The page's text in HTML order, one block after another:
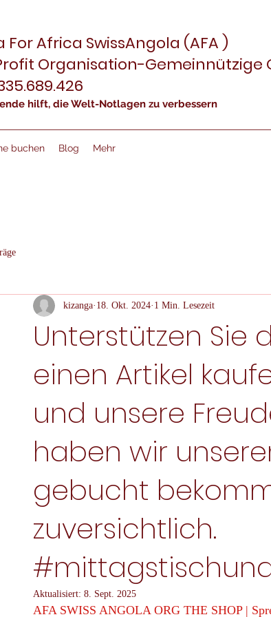
For Africa SwissAngola (AFA )
Organisation-Gemeinnützige
hilft, die Welt-Notlagen zu verbessern
buchen Blog Mehr
Unterstützen Sie
einen Artikel
und unsere
haben wir
gebucht
zuversichtlich.
kizanga 18. Okt. 2024 1 Min. Lesezeit
Aktualisiert: 8. Sept. 2025
AFA SWISS ANGOLA ORG THE SHOP |